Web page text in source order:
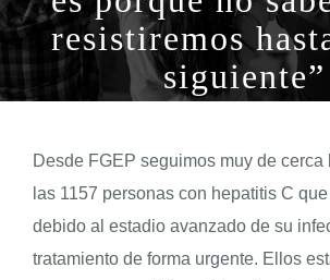
NOTICIAS
BIBLIOTECA
COVID-19
ENGLISH
resistiremos
siguiente”
Desde FGEP seguimos muy de
las 1157 personas con hepatitis C
debido al estadio avanzado de su
tratamiento de forma urgente. Ellos